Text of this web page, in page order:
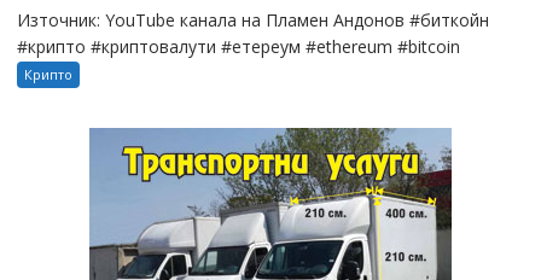
Източник: YouTube канала на Пламен Андонов #биткойн
#крипто #криптовалути #етереум #ethereum #bitcoin
Крипто